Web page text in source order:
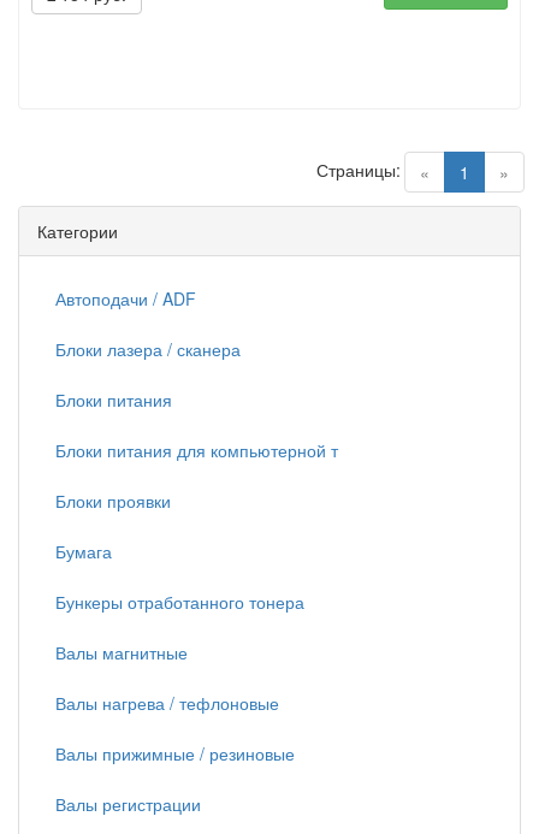
« 1 (current)
»
Страницы:
Категории
Автоподачи / ADF
Блоки лазера / сканера
Блоки питания
Блоки питания для компьютерной т
Блоки проявки
Бумага
Бункеры отработанного тонера
Валы магнитные
Валы нагрева / тефлоновые
Валы прижимные / резиновые
Валы регистрации